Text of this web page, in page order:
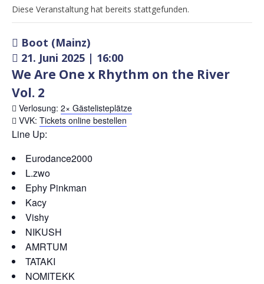
Diese Veranstaltung hat bereits stattgefunden.
Boot (Mainz)
21. Juni 2025 | 16:00
We Are One x Rhythm on the River
Vol. 2
Verlosung: 2× Gästelisteplätze
VVK: Tickets online bestellen
Line Up:
Eurodance2000
L.zwo
Ephy Pinkman
Kacy
Vishy
NIKUSH
AMRTUM
TATAKI
NOMITEKK